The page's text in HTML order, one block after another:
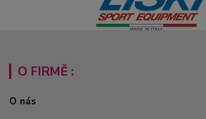
O FIRMĚ :
O nás